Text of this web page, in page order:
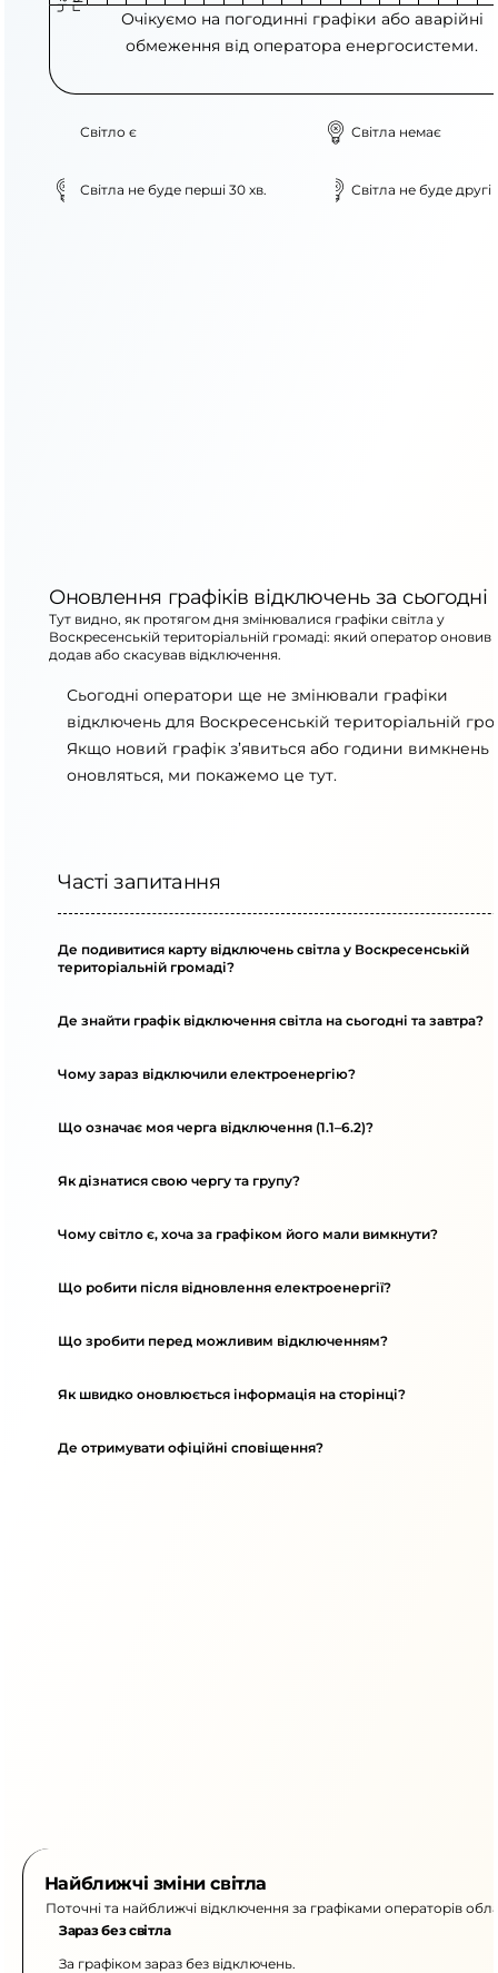
Очікуємо на погодинні графіки або аварійні
обмеження від оператора енергосистеми.
Світло є Світла немає
Світла не буде перші 30 хв. Світла не буде другі
Оновлення графіків відключень за сьогодні
Тут видно, як протягом дня змінювалися графіки світла у
Воскресенській територіальній громаді: який оператор оновив
додав або скасував відключення.
Сьогодні оператори ще не змінювали графіки
відключень для Воскресенській територіальній
Якщо новий графік з’явиться або години вимкнень
оновляться, ми покажемо це тут.
Часті запитання
Де подивитися карту відключень світла у Воскресенській
територіальній громаді?
Де знайти графік відключення світла на сьогодні та завтра?
Чому зараз відключили електроенергію?
Що означає моя черга відключення (1.1–6.2)?
Як дізнатися свою чергу та групу?
Чому світло є, хоча за графіком його мали вимкнути?
Що робити після відновлення електроенергії?
Що зробити перед можливим відключенням?
Як швидко оновлюється інформація на сторінці?
Де отримувати офіційні сповіщення?
Найближчі зміни світла
Поточні та найближчі відключення за графіками операторів
Зараз без світла
За графіком зараз без відключень.